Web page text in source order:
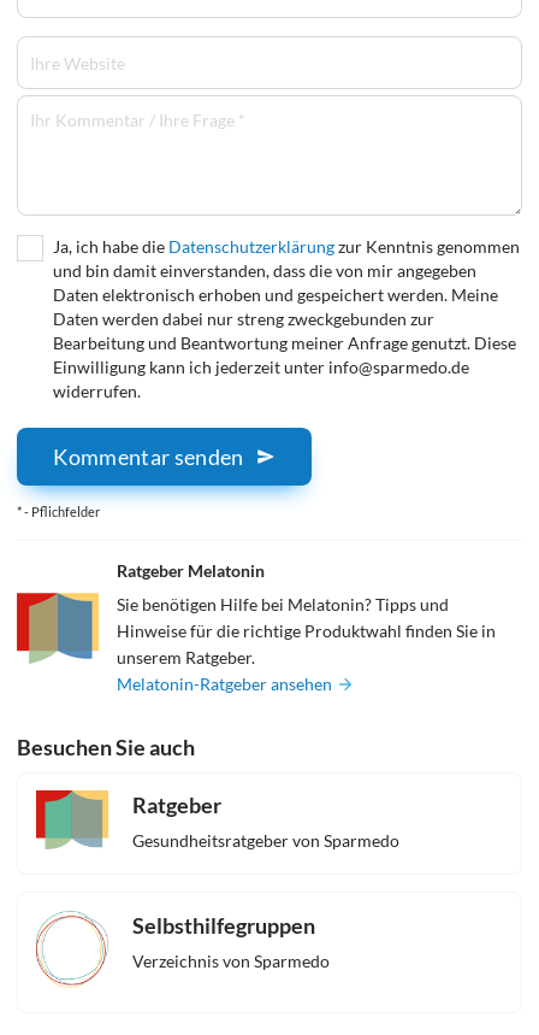
Ja, ich habe die Datenschutzerklärungzur Kenntnis genommen
und bin damit einverstanden, dass die von mir angegeben
Daten elektronisch erhoben und gespeichert werden. Meine
Daten werden dabei nur streng zweckgebunden zur
Bearbeitung und Beantwortung meiner Anfrage genutzt. Diese
Einwilligung kann ich jederzeit unter info@sparmedo.de
widerrufen.
Kommentar senden
* - Pflichfelder
Ratgeber Melatonin
Sie benötigen Hilfe bei Melatonin? Tipps und
Hinweise für die richtige Produktwahl finden Sie in
unserem Ratgeber.
Melatonin-Ratgeber ansehen
Besuchen Sie auch
Ratgeber
Gesundheitsratgeber von Sparmedo
Selbsthilfegruppen
Verzeichnis von Sparmedo